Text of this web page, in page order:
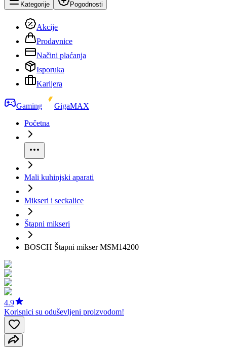
Kategorije Pogodnosti
Akcije
Prodavnice
Načini plaćanja
Isporuka
Karijera
Gaming
GigaMAX
Početna
Mali kuhinjski aparati
Mikseri i seckalice
Štapni mikseri
BOSCH Štapni mikser MSM14200
4.9
Korisnici su oduševljeni proizvodom!